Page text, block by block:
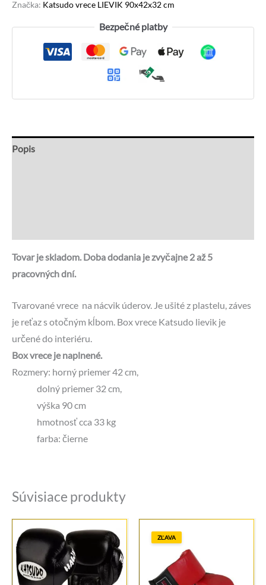
Značka: Katsudo vrece LIEVIK 90x42x32 cm
Bezpečné platby
Popis
Tovar je skladom. Doba dodania je zvyčajne 2 až 5
pracovných dní.
Tvarované vrece na nácvik úderov. Je ušité z plastelu, záves
je reťaz s otočným kĺbom. Box vrece Katsudo lievik je
určené do interiéru.
Box vrece je naplnené.
Rozmery: horný priemer 42 cm,
dolný priemer 32 cm,
výška 90 cm
hmotnosť cca 33 kg
farba: čierne
Súvisiace produkty
ZĽAVA